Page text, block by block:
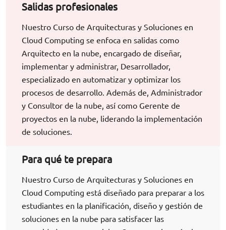
Salidas profesionales
Nuestro Curso de Arquitecturas y Soluciones en
Cloud Computing se enfoca en salidas como
Arquitecto en la nube, encargado de diseñar,
implementar y administrar, Desarrollador,
especializado en automatizar y optimizar los
procesos de desarrollo. Además de, Administrador
y Consultor de la nube, así como Gerente de
proyectos en la nube, liderando la implementación
de soluciones.
Para qué te prepara
Nuestro Curso de Arquitecturas y Soluciones en
Cloud Computing está diseñado para preparar a los
estudiantes en la planificación, diseño y gestión de
soluciones en la nube para satisfacer las